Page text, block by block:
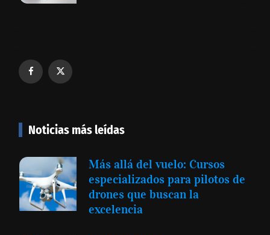
Noticias más leídas
Más allá del vuelo: Cursos
especializados para pilotos de
drones que buscan la
excelencia